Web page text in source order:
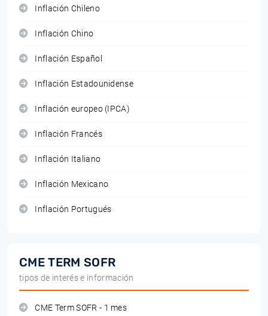
Inflación Chileno
Inflación Chino
Inflación Español
Inflación Estadounidense
Inflación europeo (IPCA)
Inflación Francés
Inflación Italiano
Inflación Mexicano
Inflación Portugués
CME TERM SOFR
tipos de interés e información
CME Term SOFR - 1 mes